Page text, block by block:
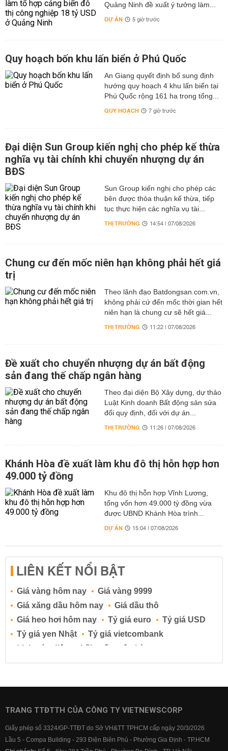
Quảng Ninh đề xuất ý tưởng làm...
DỰ ÁN 5 giờ trước
Quy hoạch bốn khu lấn biển ở Phú Quốc
An Giang quyết định bổ sung định
hướng quy hoạch 4 khu lấn biển tại
Phú Quốc rộng 161 ha trong tổng...
QUY HOẠCH 7 giờ trước
Đại diện Sun Group kiến nghị cho phép kế thừa
nghĩa vụ tài chính khi chuyển nhượng dự án
BĐS
Sun Group kiến nghị cho phép các
bên được thỏa thuận kế thừa, tiếp
tục thực hiện các nghĩa vụ tài...
THỊ TRƯỜNG 14:54 | 07/08/2026
Chung cư đến mốc niên hạn không phải hết giá
trị
Theo lãnh đạo Batdongsan.com.vn,
không phải cứ đến mốc thời gian hết
niên hạn là chung cư sẽ hết giá...
THỊ TRƯỜNG 11:22 | 07/08/2026
Đề xuất cho chuyển nhượng dự án bất động
sản đang thế chấp ngân hàng
Theo đại diện Bộ Xây dựng, dự thảo
Luật Kinh doanh Bất động sản sửa
đổi quy định, đối với dự án...
THỊ TRƯỜNG 11:26 | 07/08/2026
Khánh Hòa đề xuất làm khu đô thị hỗn hợp hơn
49.000 tỷ đồng
Khu đô thị hỗn hợp Vĩnh Lương,
tổng vốn hơn 49.000 tỷ đồng vừa
được UBND Khánh Hòa trình...
DỰ ÁN 15:04 | 07/08/2026
LIÊN KẾT NỔI BẬT
Giá vàng hôm nay
Giá vàng 9999
Giá xăng dầu hôm nay
Giá dầu thô
Giá heo hơi hôm nay
Tỷ giá euro
Tỷ giá USD
Tỷ giá yen Nhật
Tỷ giá vietcombank
Lịch cúp điện
Lãi suất ngân hàng
Lãi suất tiết kiệm
Lãi suất tiền gửi
Lãi suất ngân hàng BIDV
Lãi suất ngân hàng Vietcombank
TRANG TTĐTTH CỦA CÔNG TY VIETNEWSCORP
Giấy phép số 3324/GP-TTĐT do Sở VH&TT TPHCM cấp ngày 20/3/2026
Lầu 5 - Compa Building - 293 Điện Biên Phủ - Phường Gia Định - TP.HCM